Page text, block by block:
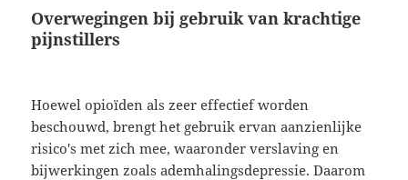
Overwegingen bij gebruik van krachtige
pijnstillers
Hoewel opioïden als zeer effectief worden
beschouwd, brengt het gebruik ervan aanzienlijke
risico's met zich mee, waaronder verslaving en
bijwerkingen zoals ademhalingsdepressie. Daarom